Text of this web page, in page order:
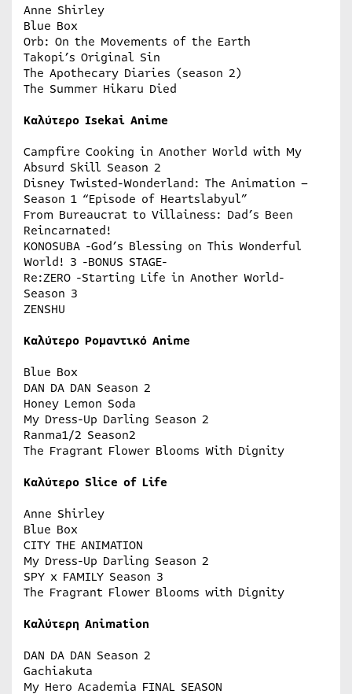
Anne Shirley
Blue Box
Orb: On the Movements of the Earth
Takopi’s Original Sin
The Apothecary Diaries (season 2)
The Summer Hikaru Died
Καλύτερο Isekai Anime
Campfire Cooking in Another World with My
Absurd Skill Season 2
Disney Twisted-Wonderland: The Animation –
Season 1 “Episode of Heartslabyul”
From Bureaucrat to Villainess: Dad’s Been
Reincarnated!
KONOSUBA -God’s Blessing on This Wonderful
World! 3 -BONUS STAGE-
Re:ZERO -Starting Life in Another World-
Season 3
ZENSHU
Καλύτερο Ρομαντικό Anime
Blue Box
DAN DA DAN Season 2
Honey Lemon Soda
My Dress-Up Darling Season 2
Ranma1/2 Season2
The Fragrant Flower Blooms With Dignity
Καλύτερο Slice of Life
Anne Shirley
Blue Box
CITY THE ANIMATION
My Dress-Up Darling Season 2
SPY x FAMILY Season 3
The Fragrant Flower Blooms with Dignity
Καλύτερη Animation
DAN DA DAN Season 2
Gachiakuta
My Hero Academia FINAL SEASON